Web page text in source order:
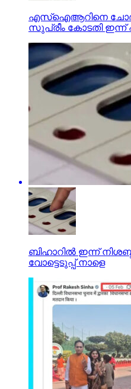
എസ്‌ഐആറിനെ
സുപ്രീം കോടതി ഇന്ന്
ബിഹാറിൽ ഇന്ന്
വോട്ടെടുപ്പ് നാളെ